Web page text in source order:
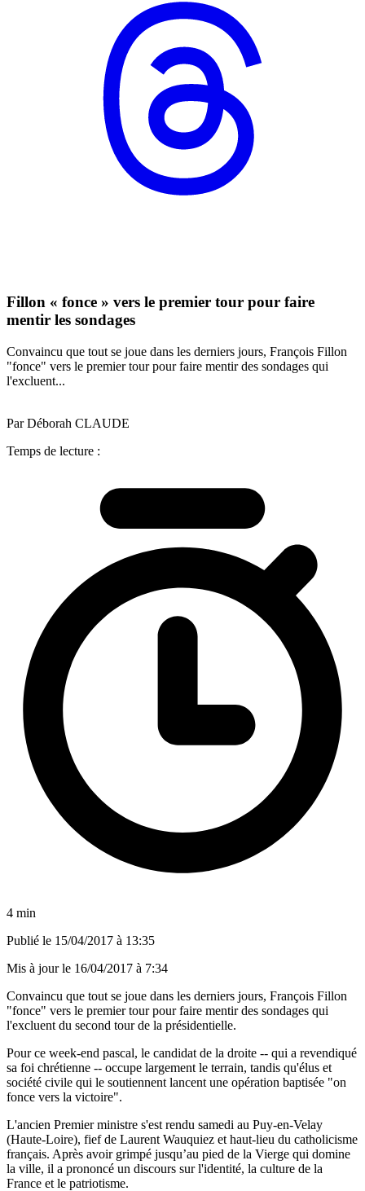
Fillon « fonce » vers le premier tour pour faire
mentir les sondages
Convaincu que tout se joue dans les derniers jours, François Fillon
"fonce" vers le premier tour pour faire mentir des sondages qui
l'excluent...
Par Déborah CLAUDE
Temps de lecture :
4 min
Publié le 15/04/2017 à 13:35
Mis à jour le 16/04/2017 à 7:34
Convaincu que tout se joue dans les derniers jours, François Fillon
"fonce" vers le premier tour pour faire mentir des sondages qui
l'excluent du second tour de la présidentielle.
Pour ce week-end pascal, le candidat de la droite -- qui a revendiqué
sa foi chrétienne -- occupe largement le terrain, tandis qu'élus et
société civile qui le soutiennent lancent une opération baptisée "on
fonce vers la victoire".
L'ancien Premier ministre s'est rendu samedi au Puy-en-Velay
(Haute-Loire), fief de Laurent Wauquiez et haut-lieu du catholicisme
français. Après avoir grimpé jusqu’au pied de la Vierge qui domine
la ville, il a prononcé un discours sur l'identité, la culture de la
France et le patriotisme.